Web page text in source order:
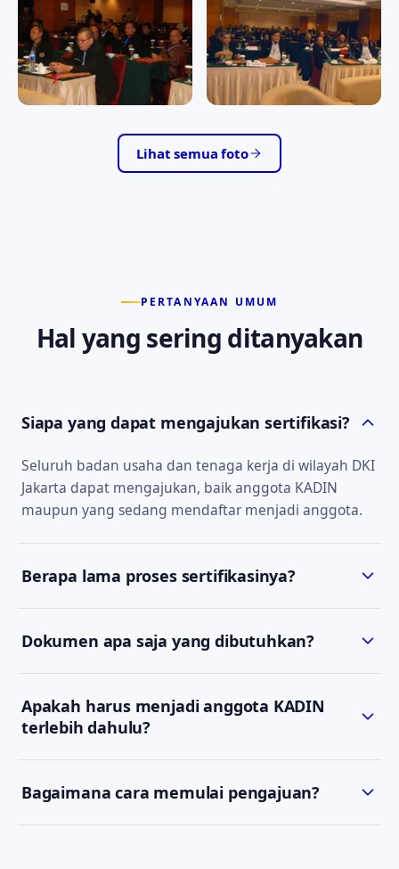
RAPAT KERJA II/2016 RAPAT KERJA II/2016
Lihat semua foto
PERTANYAAN UMUM
Hal yang sering ditanyakan
Siapa yang dapat mengajukan sertifikasi?
Seluruh badan usaha dan tenaga kerja di wilayah DKI
Jakarta dapat mengajukan, baik anggota KADIN
maupun yang sedang mendaftar menjadi anggota.
Berapa lama proses sertifikasinya?
kelengkapan dokumen. Tim kami akan
Dokumen apa saja yang dibutuhkan?
Anda menghubungi kami via WhatsApp, kami akan
mengirimkan daftar dokumen yang sesuai.
Apakah harus menjadi anggota KADIN
terlebih dahulu?
menjadi salah satu prasyarat pengajuan SBU. Tim
Bagaimana cara memulai pengajuan?